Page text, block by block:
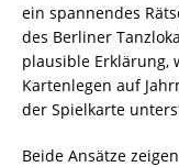
ein spannendes
des Berliner
plausible Erklärung,
Kartenlegen auf
der Spielkarte
Beide Ansätze